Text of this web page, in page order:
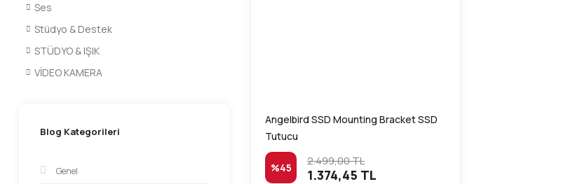
Ses
Stüdyo & Destek
STÜDYO & IŞIK
VİDEO KAMERA
Blog Kategorileri
Genel
Angelbird SSD Mounting Bracket SSD
Tutucu
%45 2.499,00 TL
1.374,45 TL